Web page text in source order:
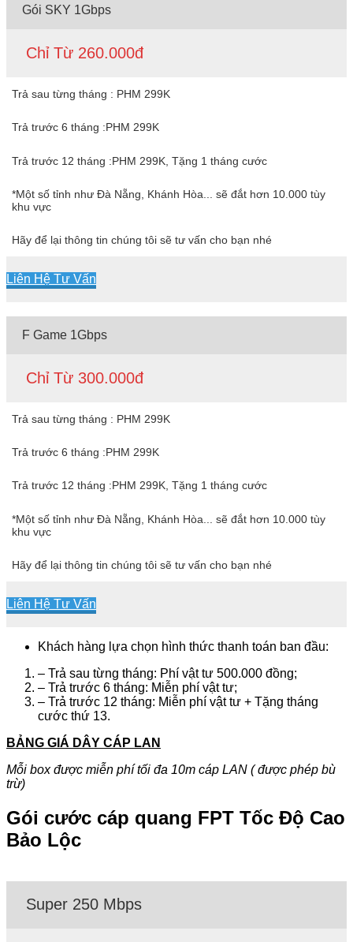
Gói SKY 1Gbps
Chỉ Từ 260.000đ
Trả sau từng tháng : PHM 299K
Trả trước 6 tháng :PHM 299K
Trả trước 12 tháng :PHM 299K, Tặng 1 tháng cước
*Một số tỉnh như Đà Nẵng, Khánh Hòa... sẽ đắt hơn 10.000 tùy
khu vực
Hãy để lại thông tin chúng tôi sẽ tư vấn cho bạn nhé
Liên Hệ Tư Vấn
F Game 1Gbps
Chỉ Từ 300.000đ
Trả sau từng tháng : PHM 299K
Trả trước 6 tháng :PHM 299K
Trả trước 12 tháng :PHM 299K, Tặng 1 tháng cước
*Một số tỉnh như Đà Nẵng, Khánh Hòa... sẽ đắt hơn 10.000 tùy
khu vực
Hãy để lại thông tin chúng tôi sẽ tư vấn cho bạn nhé
Liên Hệ Tư Vấn
Khách hàng lựa chọn hình thức thanh toán ban đầu:
– Trả sau từng tháng: Phí vật tư 500.000 đồng;
– Trả trước 6 tháng: Miễn phí vật tư;
– Trả trước 12 tháng: Miễn phí vật tư + Tặng tháng
cước thứ 13.
BẢNG GIÁ DÂY CÁP LAN
Mỗi box được miễn phí tối đa 10m cáp LAN ( được phép bù
trừ)
Gói cước cáp quang FPT Tốc Độ Cao
Bảo Lộc
Super 250 Mbps